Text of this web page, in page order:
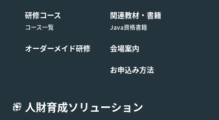
研修コース
コース一覧
オーダーメイド研修
関連教材・書籍
Java資格書籍
会場案内
お申込み方法
人財育成ソリューション